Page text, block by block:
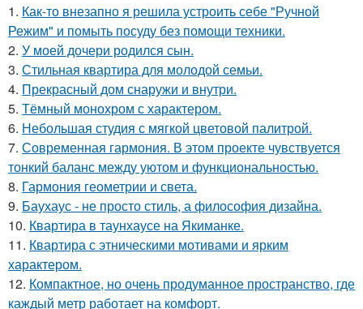
1. Как-то внезапно я решила устроить себе "Ручной
Режим" и помыть посуду без помощи техники.
2. У моей дочери родился сын.
3. Стильная квартира для молодой семьи.
4. Прекрасный дом снаружи и внутри.
5. Тёмный монохром с характером.
6. Небольшая студия с мягкой цветовой палитрой.
7. Современная гармония. В этом проекте чувствуется
тонкий баланс между уютом и функциональностью.
8. Гармония геометрии и света.
9. Баухаус - не просто стиль, а философия дизайна.
10. Квартира в таунхаусе на Якиманке.
11. Квартира с этническими мотивами и ярким
характером.
12. Компактное, но очень продуманное пространство, где
каждый метр работает на комфорт.